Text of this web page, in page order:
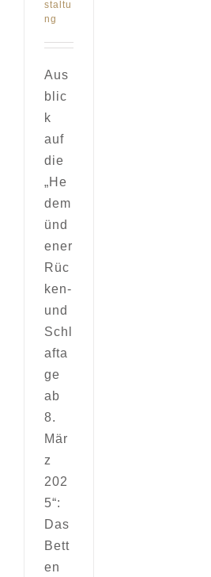
staltu
ng
Aus
blic
k
auf
die
„He
dem
ünd
ener
Rüc
ken-
und
Schl
afta
ge
ab
8.
Mär
z
202
5“:
Das
Bett
en